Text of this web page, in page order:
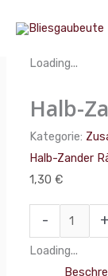
Inhalt
Loading...
Halb-
Kategorie:
Halb-Zander
1,30€
-
Halb-
Rähmchen
+
Loading...